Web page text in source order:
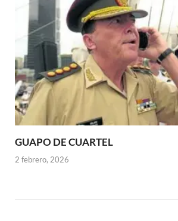
GUAPO DE CUARTEL
2 febrero, 2026